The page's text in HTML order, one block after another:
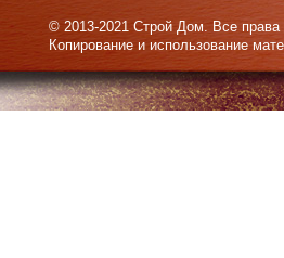
© 2013-2021 Строй Дом. Все права
Копирование и использование